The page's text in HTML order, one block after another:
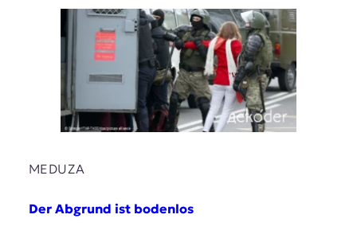
MEDUZA
Der Abgrund ist bodenlos